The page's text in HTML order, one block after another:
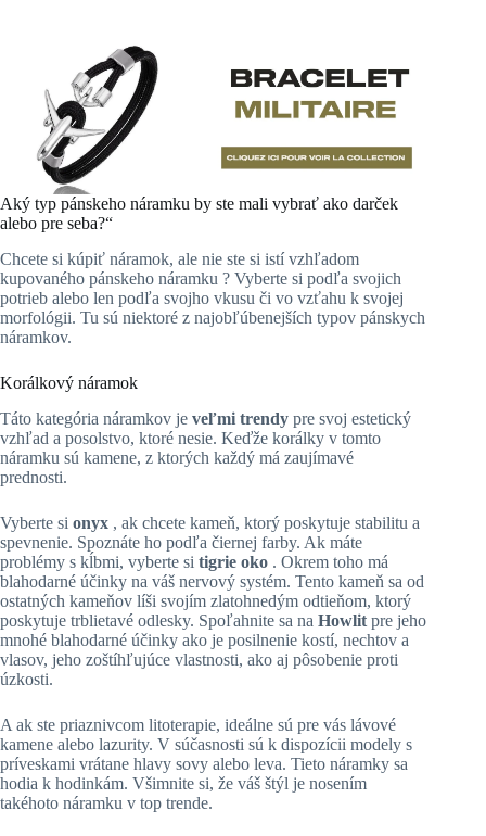
Aký typ pánskeho náramku by ste mali vybrať ako darček
alebo pre seba?“
Chcete si kúpiť náramok, ale nie ste si istí vzhľadom
kupovaného pánskeho náramku ? Vyberte si podľa svojich
potrieb alebo len podľa svojho vkusu či vo vzťahu k svojej
morfológii. Tu sú niektoré z najobľúbenejších typov pánskych
náramkov.
Korálkový náramok
Táto kategória náramkov je veľmi trendy pre svoj estetický
vzhľad a posolstvo, ktoré nesie. Keďže korálky v tomto
náramku sú kamene, z ktorých každý má zaujímavé
prednosti.
Vyberte si onyx , ak chcete kameň, ktorý poskytuje stabilitu a
spevnenie. Spoznáte ho podľa čiernej farby. Ak máte
problémy s kĺbmi, vyberte si tigrie oko . Okrem toho má
blahodarné účinky na váš nervový systém. Tento kameň sa od
ostatných kameňov líši svojím zlatohnedým odtieňom, ktorý
poskytuje trblietavé odlesky. Spoľahnite sa na Howlit pre jeho
mnohé blahodarné účinky ako je posilnenie kostí, nechtov a
vlasov, jeho zoštíhľujúce vlastnosti, ako aj pôsobenie proti
úzkosti.
A ak ste priaznivcom litoterapie, ideálne sú pre vás lávové
kamene alebo lazurity. V súčasnosti sú k dispozícii modely s
príveskami vrátane hlavy sovy alebo leva. Tieto náramky sa
hodia k hodinkám. Všimnite si, že váš štýl je nosením
takéhoto náramku v top trende.